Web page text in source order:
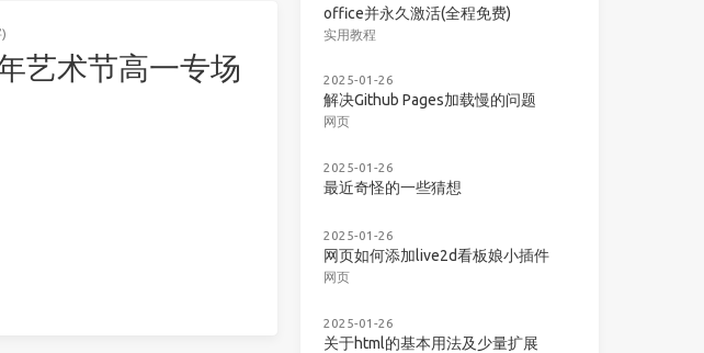
艺术节高一专场
office并永久激活(全程免费)
实用教程
2025-01-26
解决Github Pages加载慢的问题
网页
2025-01-26
最近奇怪的一些猜想
2025-01-26
网页如何添加live2d看板娘小插件
网页
2025-01-26
关于html的基本用法及少量扩展